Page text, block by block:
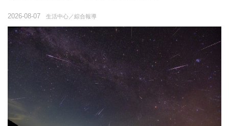
生活中心／綜合報導
2026-08-07